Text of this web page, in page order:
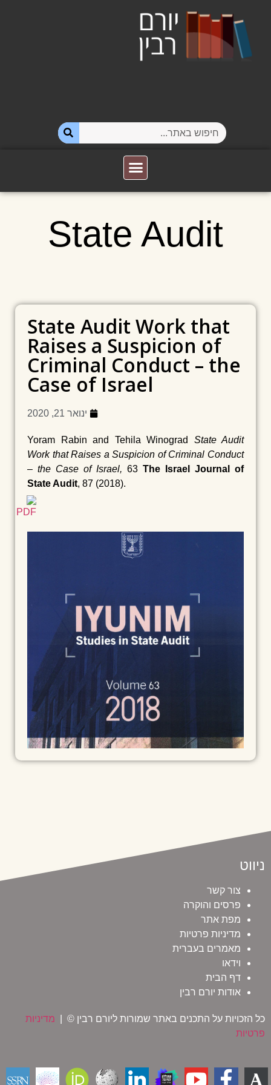
State Audit
State Audit Work that
Raises a Suspicion of
Criminal Conduct – the
Case of Israel
ינואר 21, 2020
Yoram Rabin and Tehila Winograd
State Audit
Work that Raises a Suspicion of Criminal Conduct
– the Case of Israel, 63 The Israel Journal of
State Audit, 87 (2018).
ניווט
צור קשר
פרסים והוקרה
מפת אתר
מדיניות פרטיות
מאמרים בעברית
וידאו
דף הבית
אודות יורם רבין
כל הזכויות על התכנים באתר שמורות ליורם רבין © | מדיניות
פרטיות